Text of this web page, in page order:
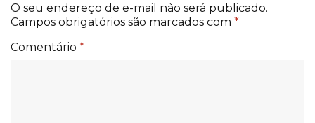
O seu endereço de e-mail não será publicado.
Campos obrigatórios são marcados com *
Comentário *